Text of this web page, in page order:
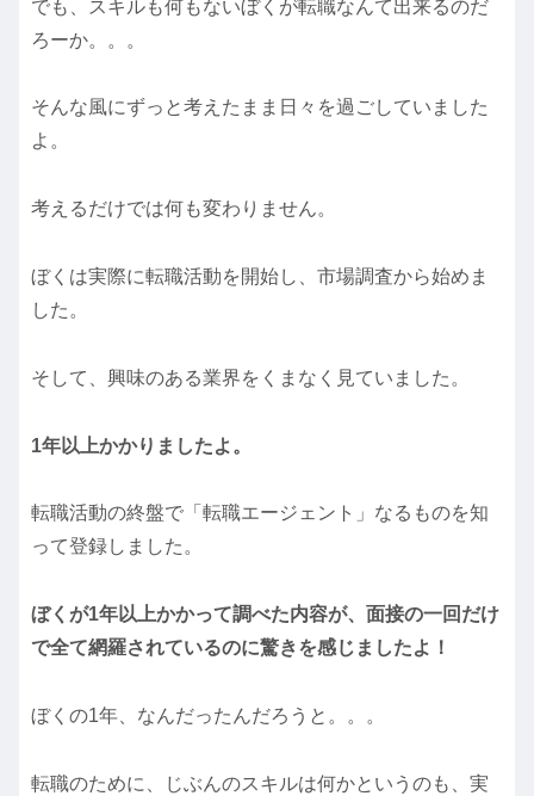
でも、スキルも何もないぼくが転職なんて出来るのだ
ろーか。。。
そんな風にずっと考えたまま日々を過ごしていました
よ。
考えるだけでは何も変わりません。
ぼくは実際に転職活動を開始し、市場調査から始めま
した。
そして、興味のある業界をくまなく見ていました。
1年以上かかりましたよ。
転職活動の終盤で「転職エージェント」なるものを知
って登録しました。
ぼくが1年以上かかって調べた内容が、面接の一回だけ
で全て網羅されているのに驚きを感じましたよ！
ぼくの1年、なんだったんだろうと。。。
転職のために、じぶんのスキルは何かというのも、実